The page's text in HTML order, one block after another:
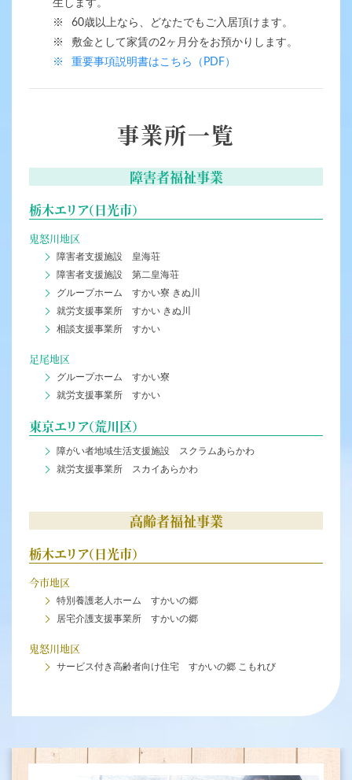
生します。
※
60歳以上なら、どなたでもご入居頂けます。
※
敷金として家賃の2ヶ月分をお預かりします。
※
重要事項説明書はこちら（PDF）
事業所一覧
障害者福祉事業
栃木エリア（日光市）
鬼怒川地区
障害者支援施設 皇海荘
障害者支援施設 第二皇海荘
グループホーム すかい寮 きぬ川
就労支援事業所 すかい きぬ川
相談支援事業所 すかい
足尾地区
グループホーム すかい寮
就労支援事業所 すかい
東京エリア（荒川区）
障がい者地域生活支援施設 スクラムあらかわ
就労支援事業所 スカイあらかわ
高齢者福祉事業
栃木エリア（日光市）
今市地区
特別養護老人ホーム すかいの郷
居宅介護支援事業所 すかいの郷
鬼怒川地区
サービス付き高齢者向け住宅 すかいの郷 こもれび